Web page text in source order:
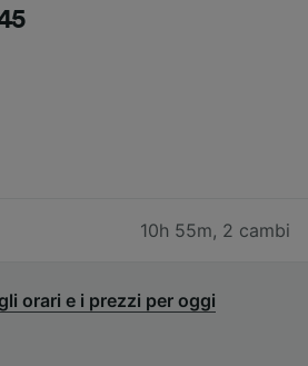
10h 55m, 2 cambi
orari e i prezzi per oggi